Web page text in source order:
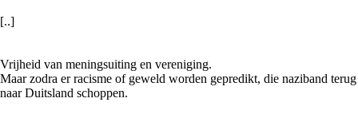
[..]
Vrijheid van meningsuiting en vereniging.
Maar zodra er racisme of geweld worden gepredikt, die naziband terug
naar Duitsland schoppen.